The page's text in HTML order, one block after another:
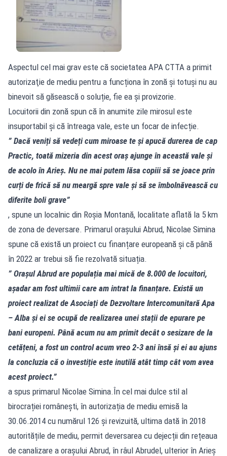
Aspectul cel mai grav este că societatea APA CTTA a primit
autorizaţie de mediu pentru a funcționa în zonă și totuși nu au
binevoit să găsească o soluție, fie ea și provizorie.
Locuitorii din zonă spun că în anumite zile mirosul este
insuportabil și că întreaga vale, este un focar de infecție.
” Dacă veniți să vedeți cum miroase te și apucă durerea de cap
Practic, toată mizeria din acest oraș ajunge în această vale și
de acolo în Arieș. Nu ne mai putem lăsa copiii să se joace prin
curți de frică să nu meargă spre vale și să se îmbolnăvească cu
diferite boli grave”
, spune un localnic din Roșia Montană, localitate aflată la 5 km
de zona de deversare. Primarul orașului Abrud, Nicolae Simina
spune că există un proiect cu finanțare europeană și că până
în 2022 ar trebui să fie rezolvată situația.
” Orașul Abrud are populația mai mică de 8.000 de locuitori,
așadar am fost ultimii care am intrat la finanțare. Există un
proiect realizat de Asociați de Dezvoltare Intercomunitară Apa
– Alba și ei se ocupă de realizarea unei stații de epurare pe
bani europeni. Până acum nu am primit decât o sesizare de la
cetățeni, a fost un control acum vreo 2-3 ani însă și ei au ajuns
la concluzia că o investiție este inutilă atât timp cât vom avea
acest proiect.”
a spus primarul Nicolae Simina.În cel mai dulce stil al
birocrației românești, în autorizația de mediu emisă la
30.06.2014 cu numărul 126 și revizuită, ultima dată în 2018
autoritățile de mediu, permit deversarea cu dejecții din rețeaua
de canalizare a orașului Abrud, în râul Abrudel, ulterior în Arieș